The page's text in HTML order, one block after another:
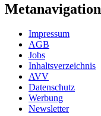
Metanavigation
Impressum
AGB
Jobs
Inhaltsverzeichnis
AVV
Datenschutz
Werbung
Newsletter